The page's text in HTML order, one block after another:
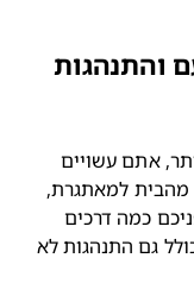
אם אתם עובדים מהבית עם ילד אחד או יותר, אתם עשויים
להתמודד עם בעיות שהופכות את העבודה מהבית למאתגרת,
ומריבות בין אחים. לפניכם כמה דרכים
שיכולות לעזור לכם להתמודד עם האתגר, כולל גם התנהגות לא